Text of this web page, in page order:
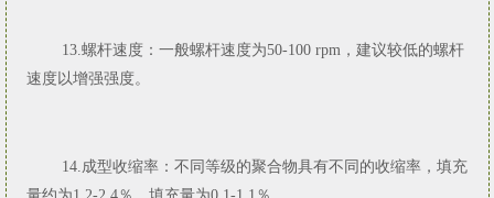
13.螺杆速度：一般螺杆速度为50-100 rpm，建议较低的螺杆
速度以增强强度。
14.成型收缩率：不同等级的聚合物具有不同的收缩率，填充